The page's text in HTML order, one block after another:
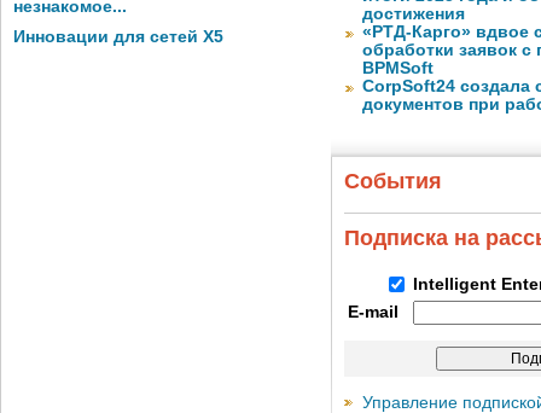
незнакомое...
Инновации для сетей X5
достижения
«РТД-Карго» вдвое
обработки заявок
BPMSoft
CorpSoft24 создала
документов при
События
Подписка на
Intelligent
E-mail
Управление